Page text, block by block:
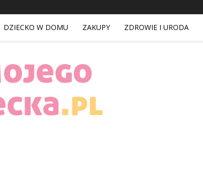
DZIECKO W DOMU ZAKUPY ZDROWIE I URODA